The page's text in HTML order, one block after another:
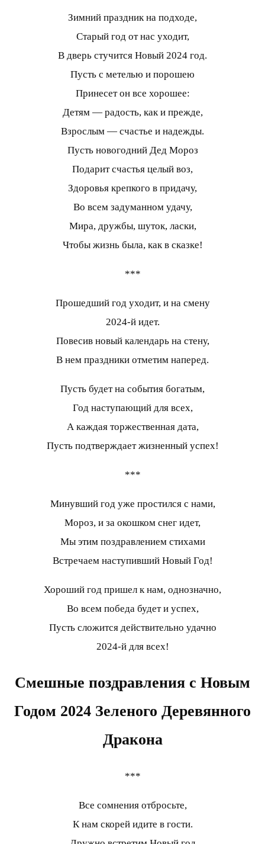
Зимний праздник на подходе,
Старый год от нас уходит,
В дверь стучится Новый 2024 год.
Пусть с метелью и порошею
Принесет он все хорошее:
Детям — радость, как и прежде,
Взрослым — счастье и надежды.
Пусть новогодний Дед Мороз
Подарит счастья целый воз,
Здоровья крепкого в придачу,
Во всем задуманном удачу,
Мира, дружбы, шуток, ласки,
Чтобы жизнь была, как в сказке!
***
Прошедший год уходит, и на смену
2024-й идет.
Повесив новый календарь на стену,
В нем праздники отметим наперед.
Пусть будет на события богатым,
Год наступающий для всех,
А каждая торжественная дата,
Пусть подтверждает жизненный успех!
***
Минувший год уже простился с нами,
Мороз, и за окошком снег идет,
Мы этим поздравлением стихами
Встречаем наступивший Новый Год!
Хороший год пришел к нам, однозначно,
Во всем победа будет и успех,
Пусть сложится действительно удачно
2024-й для всех!
Смешные поздравления с Новым
Годом 2024 Зеленого Деревянного
Дракона
***
Все сомнения отбросьте,
К нам скорей идите в гости.